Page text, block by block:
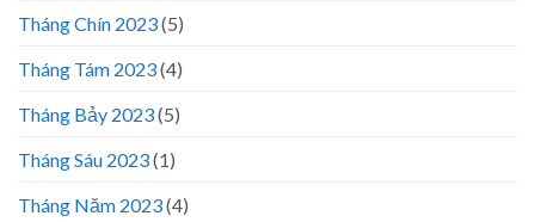
Tháng Chín 2023(5)
Tháng Tám 2023(4)
Tháng Bảy 2023(5)
Tháng Sáu 2023(1)
Tháng Năm 2023(4)